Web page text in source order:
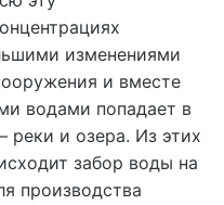
изменениями
и вместе
водами попадает в
и озера. Из этих
забор воды на
производства